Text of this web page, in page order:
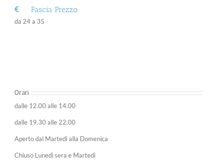
Fascia Prezzo
da 24 a 35
Orari
dalle 12.00 alle 14.00
dalle 19.30 alle 22.00
Aperto dal Martedì alla Domenica
Chiuso Lunedì sera e Martedì